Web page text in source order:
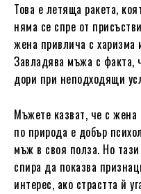
Това е летяща ракета,
няма се спре от
жена привлича с харизма
Завладява мъжа с факта,
дори при неподходящи
Мъжете казват, че с жена
по природа е добър
мъж в своя полза. Но
спира да показва
интерес, ако страстта й